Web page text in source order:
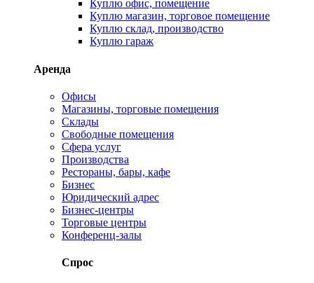
Куплю офис, помещение
Куплю магазин, торговое помещение
Куплю склад, производство
Куплю гараж
Аренда
Офисы
Магазины, торговые помещения
Склады
Свободные помещения
Сфера услуг
Производства
Рестораны, бары, кафе
Бизнес
Юридический адрес
Бизнес-центры
Торговые центры
Конференц-залы
Спрос